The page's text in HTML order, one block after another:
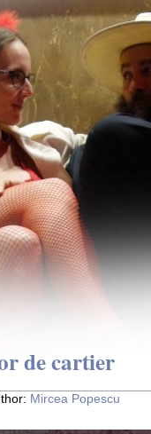
de cartier
Mircea Popescu